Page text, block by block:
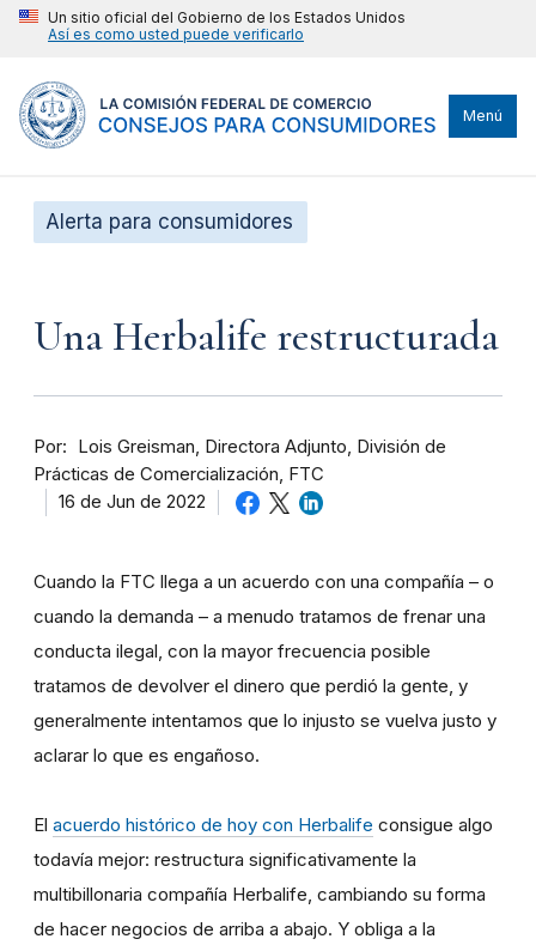
Un sitio oficial del Gobierno de los Estados Unidos
Así es como usted puede verificarlo
Menú
Alerta para consumidores
Una Herbalife restructurada
Por
Lois Greisman, Directora Adjunto, División de
Prácticas de Comercialización, FTC
16 de Jun de 2022
Cuando la FTC llega a un acuerdo con una compañía – o
cuando la demanda – a menudo tratamos de frenar una
conducta ilegal, con la mayor frecuencia posible
tratamos de devolver el dinero que perdió la gente, y
generalmente intentamos que lo injusto se vuelva justo y
aclarar lo que es engañoso.
El acuerdo histórico de hoy con Herbalife consigue algo
todavía mejor: restructura significativamente la
multibillonaria compañía Herbalife, cambiando su forma
de hacer negocios de arriba a abajo. Y obliga a la